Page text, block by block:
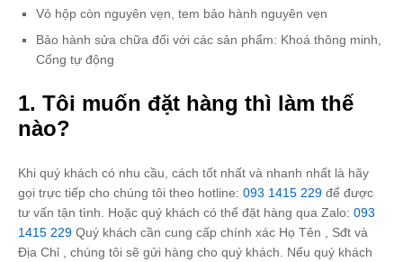
Vỏ hộp còn nguyên vẹn, tem bảo hành nguyên vẹn
Bảo hành sửa chữa đối với các sản phẩm: Khoá thông minh,
Cổng tự động
1. Tôi muốn đặt hàng thì làm thế
nào?
Khi quý khách có nhu cầu, cách tốt nhất và nhanh nhất là hãy
gọi trực tiếp cho chúng tôi theo hotline: 093 1415 229 để được
tư vấn tận tình. Hoặc quý khách có thể đặt hàng qua Zalo: 093
1415 229 Quý khách cần cung cấp chính xác Họ Tên , Sđt và
Địa Chỉ , chúng tôi sẽ gửi hàng cho quý khách. Nếu quý khách